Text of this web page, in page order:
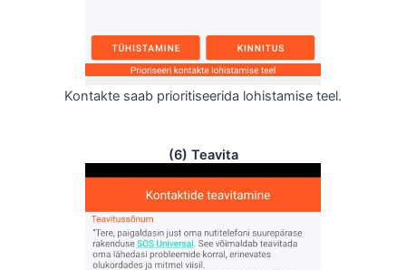
Kontakte saab prioritiseerida lohistamise teel.
(6) Teavita